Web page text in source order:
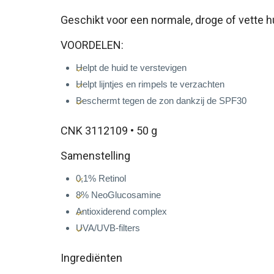
Geschikt voor een normale, droge of vette
VOORDELEN:
Helpt de huid te verstevigen
Helpt lijntjes en rimpels te verzachten
Beschermt tegen de zon dankzij de SPF30
CNK 3112109 • 50 g
Samenstelling
0,1% Retinol
8% NeoGlucosamine
Antioxiderend complex
UVA/UVB-filters
Ingrediënten